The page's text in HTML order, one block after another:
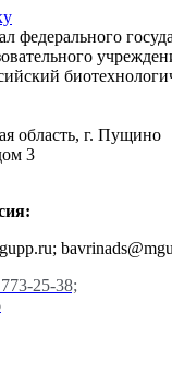
федерального
область, г. Пущино
3
25-38;